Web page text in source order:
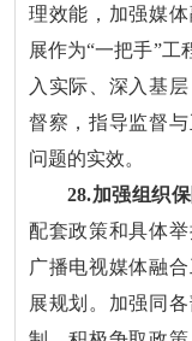
理效能，加强媒
展作为“一把手”工
入实际、深入基
督察，指导监督
问题的实效。
28.加强组织保
配套政策和具体
广播电视媒体融
展规划。加强同